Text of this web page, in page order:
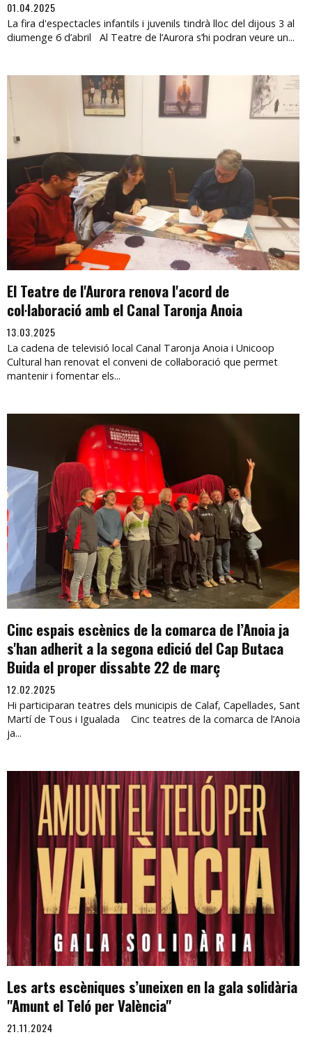
01.04.2025
La fira d'espectacles infantils i juvenils tindrà lloc del dijous 3 al
diumenge 6 d’abril Al Teatre de l’Aurora s’hi podran veure un...
El Teatre de l'Aurora renova l'acord de
col·laboració amb el Canal Taronja Anoia
13.03.2025
La cadena de televisió local Canal Taronja Anoia i Unicoop
Cultural han renovat el conveni de col·laboració que permet
mantenir i fomentar els...
Cinc espais escènics de la comarca de l’Anoia ja
s'han adherit a la segona edició del Cap Butaca
Buida el proper dissabte 22 de març
12.02.2025
Hi participaran teatres dels municipis de Calaf, Capellades, Sant
Martí de Tous i Igualada Cinc teatres de la comarca de l’Anoia
ja...
Les arts escèniques s’uneixen en la gala solidària
"Amunt el Teló per València"
21.11.2024